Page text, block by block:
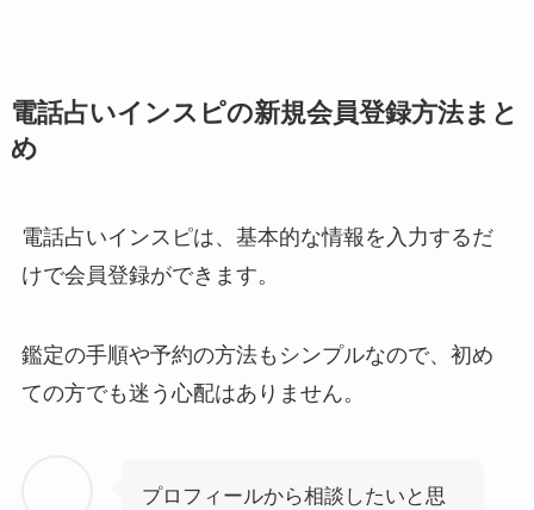
電話占いインスピの新規会員登録方法まと
め
電話占いインスピは、基本的な情報を入力するだ
けで会員登録ができます。
鑑定の手順や予約の方法もシンプルなので、初め
ての方でも迷う心配はありません。
プロフィールから相談したいと思